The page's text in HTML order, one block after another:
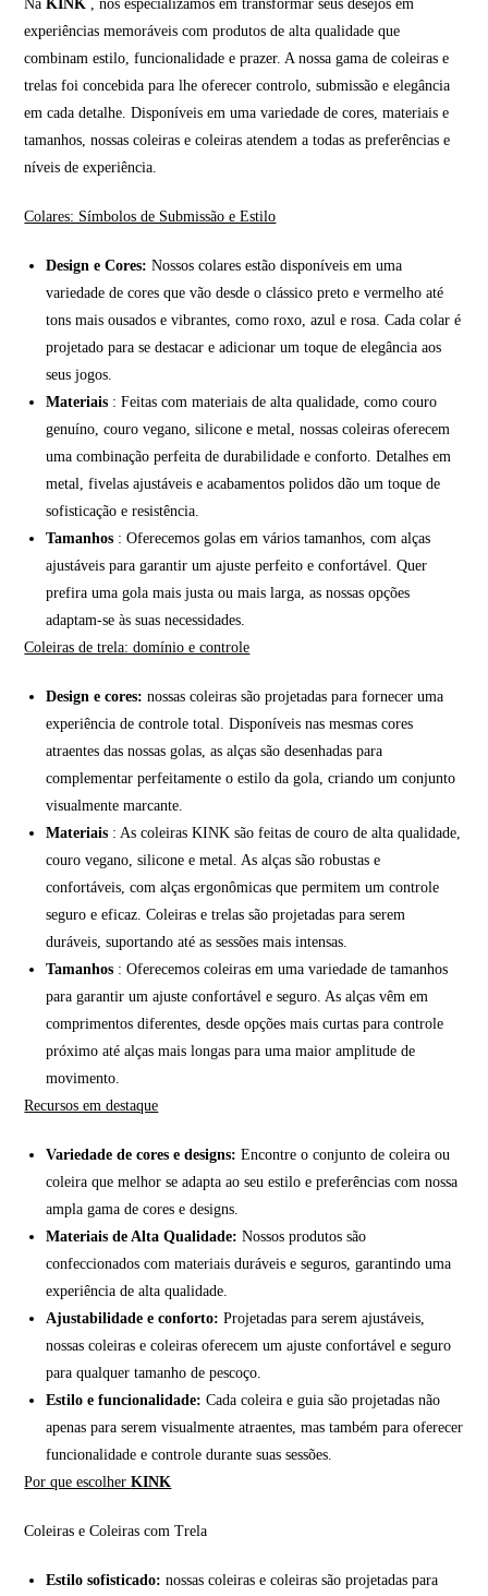
NaKINK , nos especializamos em transformar seus desejos em
experiências memoráveis com produtos de alta qualidade que
combinam estilo, funcionalidade e prazer. A nossa gama de coleiras e
trelas foi concebida para lhe oferecer controlo, submissão e elegância
em cada detalhe. Disponíveis em uma variedade de cores, materiais e
tamanhos, nossas coleiras e coleiras atendem a todas as preferências e
níveis de experiência.
Colares: Símbolos de Submissão e Estilo
Design e Cores: Nossos colares estão disponíveis em uma
variedade de cores que vão desde o clássico preto e vermelho até
tons mais ousados e vibrantes, como roxo, azul e rosa. Cada colar é
projetado para se destacar e adicionar um toque de elegância aos
seus jogos.
Materiais : Feitas com materiais de alta qualidade, como couro
genuíno, couro vegano, silicone e metal, nossas coleiras oferecem
uma combinação perfeita de durabilidade e conforto. Detalhes em
metal, fivelas ajustáveis e acabamentos polidos dão um toque de
sofisticação e resistência.
Tamanhos : Oferecemos golas em vários tamanhos, com alças
ajustáveis para garantir um ajuste perfeito e confortável. Quer
prefira uma gola mais justa ou mais larga, as nossas opções
adaptam-se às suas necessidades.
Coleiras de trela: domínio e controle
Design e cores: nossas coleiras são projetadas para fornecer uma
experiência de controle total. Disponíveis nas mesmas cores
atraentes das nossas golas, as alças são desenhadas para
complementar perfeitamente o estilo da gola, criando um conjunto
visualmente marcante.
Materiais : As coleiras KINK são feitas de couro de alta qualidade,
couro vegano, silicone e metal. As alças são robustas e
confortáveis, com alças ergonômicas que permitem um controle
seguro e eficaz. Coleiras e trelas são projetadas para serem
duráveis, suportando até as sessões mais intensas.
Tamanhos : Oferecemos coleiras em uma variedade de tamanhos
para garantir um ajuste confortável e seguro. As alças vêm em
comprimentos diferentes, desde opções mais curtas para controle
próximo até alças mais longas para uma maior amplitude de
movimento.
Recursos em destaque
Variedade de cores e designs: Encontre o conjunto de coleira ou
coleira que melhor se adapta ao seu estilo e preferências com nossa
ampla gama de cores e designs.
Materiais de Alta Qualidade: Nossos produtos são
confeccionados com materiais duráveis e seguros, garantindo uma
experiência de alta qualidade.
Ajustabilidade e conforto: Projetadas para serem ajustáveis,
nossas coleiras e coleiras oferecem um ajuste confortável e seguro
para qualquer tamanho de pescoço.
Estilo e funcionalidade: Cada coleira e guia são projetadas não
apenas para serem visualmente atraentes, mas também para oferecer
funcionalidade e controle durante suas sessões.
Por que escolherKINK
Coleiras e Coleiras com Trela
Estilo sofisticado: nossas coleiras e coleiras são projetadas para